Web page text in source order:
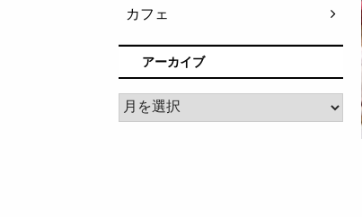
カフェ
アーカイブ
ア
ー